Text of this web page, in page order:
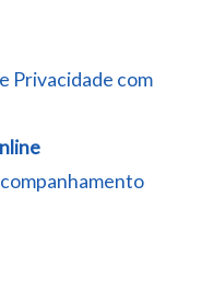
Privacidade com